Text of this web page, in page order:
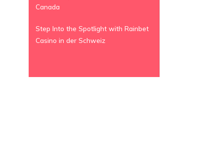
Canada
Step Into the Spotlight with Rainbet
Casino in der Schweiz